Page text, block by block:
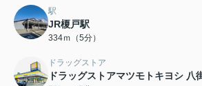
駅
JR榎戸駅
334ｍ（5分）
ドラッグストア
ドラッグストアマツモトキヨシ 八